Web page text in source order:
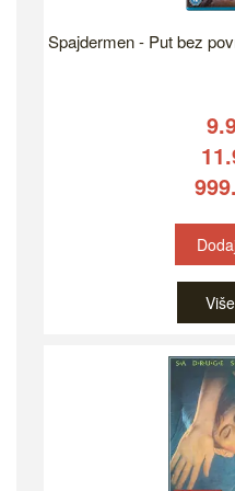
Spajdermen - Put bez